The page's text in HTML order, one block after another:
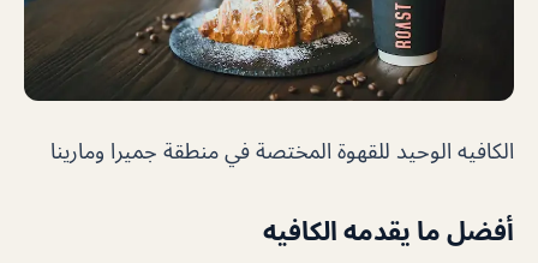
الكافيه الوحيد للقهوة المختصة في منطقة جميرا ومارينا
أفضل ما يقدمه الكافيه